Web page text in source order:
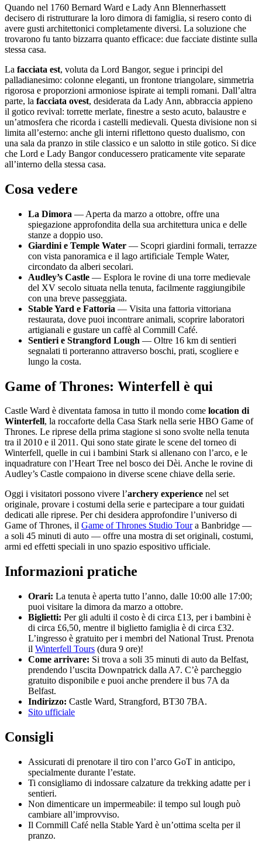
Quando nel 1760 Bernard Ward e Lady Ann Blennerhassett
decisero di ristrutturare la loro dimora di famiglia, si resero conto di
avere gusti architettonici completamente diversi. La soluzione che
trovarono fu tanto bizzarra quanto efficace: due facciate distinte sulla
stessa casa.
La facciata est, voluta da Lord Bangor, segue i principi del
palladianesimo: colonne eleganti, un frontone triangolare, simmetria
rigorosa e proporzioni armoniose ispirate ai templi romani. Dall’altra
parte, la facciata ovest, desiderata da Lady Ann, abbraccia appieno
il gotico revival: torrette merlate, finestre a sesto acuto, balaustre e
un’atmosfera che ricorda i castelli medievali. Questa divisione non si
limita all’esterno: anche gli interni riflettono questo dualismo, con
una sala da pranzo in stile classico e un salotto in stile gotico. Si dice
che Lord e Lady Bangor conducessero praticamente vite separate
all’interno della stessa casa.
Cosa vedere
La Dimora — Aperta da marzo a ottobre, offre una
spiegazione approfondita della sua architettura unica e delle
stanze a doppio uso.
Giardini e Temple Water — Scopri giardini formali, terrazze
con vista panoramica e il lago artificiale Temple Water,
circondato da alberi secolari.
Audley’s Castle — Esplora le rovine di una torre medievale
del XV secolo situata nella tenuta, facilmente raggiungibile
con una breve passeggiata.
Stable Yard e Fattoria — Visita una fattoria vittoriana
restaurata, dove puoi incontrare animali, scoprire laboratori
artigianali e gustare un caffè al Cornmill Café.
Sentieri e Strangford Lough — Oltre 16 km di sentieri
segnalati ti porteranno attraverso boschi, prati, scogliere e
lungo la costa.
Game of Thrones: Winterfell è qui
Castle Ward è diventata famosa in tutto il mondo come location di
Winterfell, la roccaforte della Casa Stark nella serie HBO Game of
Thrones. Le riprese della prima stagione si sono svolte nella tenuta
tra il 2010 e il 2011. Qui sono state girate le scene del torneo di
Winterfell, quelle in cui i bambini Stark si allenano con l’arco, e le
inquadrature con l’Heart Tree nel bosco dei Dèi. Anche le rovine di
Audley’s Castle compaiono in diverse scene chiave della serie.
Oggi i visitatori possono vivere l’archery experience nel set
originale, provare i costumi della serie e partecipare a tour guidati
dedicati alle riprese. Per chi desidera approfondire l’universo di
Game of Thrones, il Game of Thrones Studio Toura Banbridge —
a soli 45 minuti di auto — offre una mostra di set originali, costumi,
armi ed effetti speciali in uno spazio espositivo ufficiale.
Informazioni pratiche
Orari: La tenuta è aperta tutto l’anno, dalle 10:00 alle 17:00;
puoi visitare la dimora da marzo a ottobre.
Biglietti: Per gli adulti il costo è di circa £13, per i bambini è
di circa £6,50, mentre il biglietto famiglia è di circa £32.
L’ingresso è gratuito per i membri del National Trust. Prenota
il Winterfell Tours (dura 9 ore)!
Come arrivare: Si trova a soli 35 minuti di auto da Belfast,
prendendo l’uscita Downpatrick dalla A7. C’è parcheggio
gratuito disponibile e puoi anche prendere il bus 7A da
Belfast.
Indirizzo: Castle Ward, Strangford, BT30 7BA.
Sito ufficiale
Consigli
Assicurati di prenotare il tiro con l’arco GoT in anticipo,
specialmente durante l’estate.
Ti consigliamo di indossare calzature da trekking adatte per i
sentieri.
Non dimenticare un impermeabile: il tempo sul lough può
cambiare all’improvviso.
Il Cornmill Café nella Stable Yard è un’ottima scelta per il
pranzo.